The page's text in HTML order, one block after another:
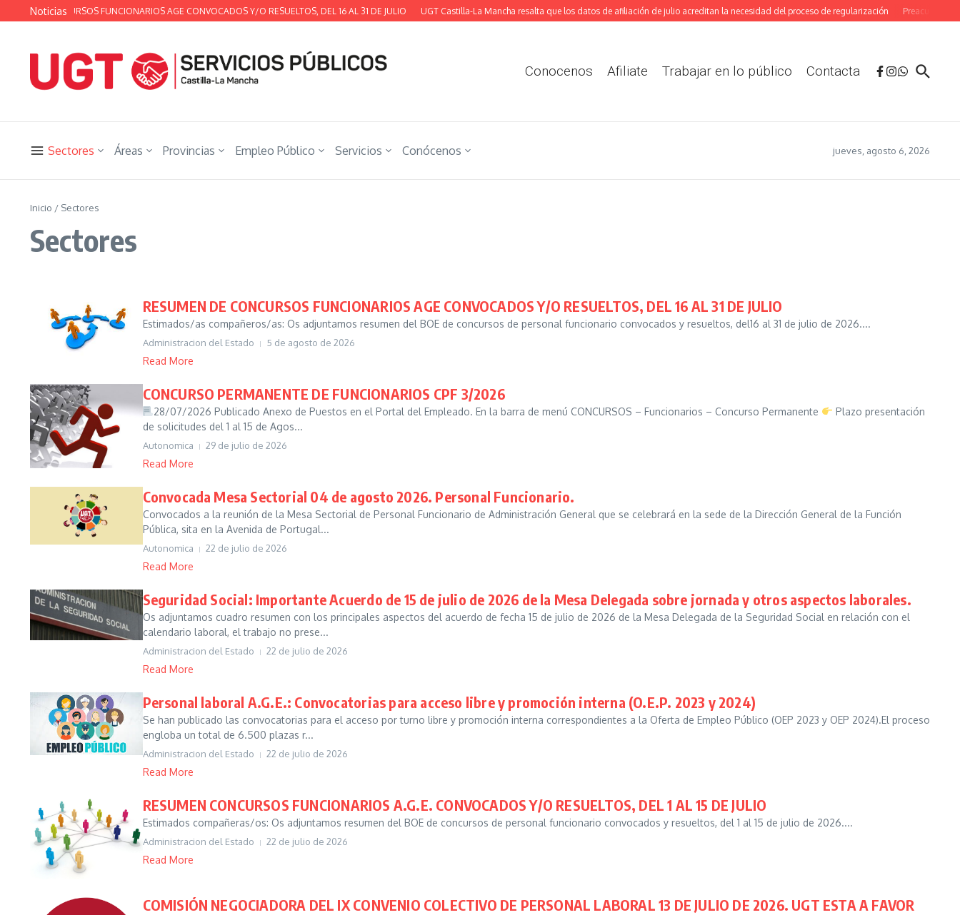
Saltar al contenido
Noticias
DE CONCURSOS FUNCIONARIOS AGE CONVOCADOS Y/O RESUELTOS, DEL 16 AL 31 DE JULIO UGT Castilla-La Mancha resalta que los datos de afiliación de julio acreditan la necesidad del proceso de regularización Preacuerdo en
Conocenos Afiliate Trabajar en lo público Contacta
Sectores Áreas Provincias Empleo Público Servicios Conócenos jueves, agosto 6, 2026
Inicio / Sectores
Sectores
RESUMEN DE CONCURSOS FUNCIONARIOS AGE CONVOCADOS Y/O RESUELTOS, DEL 16 AL 31 DE JULIO
Estimados/as compañeros/as: Os adjuntamos resumen del BOE de concursos de personal funcionario convocados y resueltos, del16 al 31 de julio de 2026....
Administracion del Estado 5 de agosto de 2026
Read More
CONCURSO PERMANENTE DE FUNCIONARIOS CPF 3/2026
28/07/2026 Publicado Anexo de Puestos en el Portal del Empleado. En la barra de menú CONCURSOS – Funcionarios – Concurso Permanente
Plazo presentación
de solicitudes del 1 al 15 de Agos...
Autonomica 29 de julio de 2026
Read More
Convocada Mesa Sectorial 04 de agosto 2026. Personal Funcionario.
Convocados a la reunión de la Mesa Sectorial de Personal Funcionario de Administración General que se celebrará en la sede de la Dirección General de la Función
Pública, sita en la Avenida de Portugal...
Autonomica 22 de julio de 2026
Read More
Seguridad Social: Importante Acuerdo de 15 de julio de 2026 de la Mesa Delegada sobre jornada y otros aspectos laborales.
Os adjuntamos cuadro resumen con los principales aspectos del acuerdo de fecha 15 de julio de 2026 de la Mesa Delegada de la Seguridad Social en relación con el
calendario laboral, el trabajo no prese...
Administracion del Estado 22 de julio de 2026
Read More
Personal laboral A.G.E.: Convocatorias para acceso libre y promoción interna (O.E.P. 2023 y 2024)
Se han publicado las convocatorias para el acceso por turno libre y promoción interna correspondientes a la Oferta de Empleo Público (OEP 2023 y OEP 2024).El proceso
engloba un total de 6.500 plazas r...
Administracion del Estado 22 de julio de 2026
Read More
RESUMEN CONCURSOS FUNCIONARIOS A.G.E. CONVOCADOS Y/O RESUELTOS, DEL 1 AL 15 DE JULIO
Estimados compañeras/os: Os adjuntamos resumen del BOE de concursos de personal funcionario convocados y resueltos, del 1 al 15 de julio de 2026....
Administracion del Estado 22 de julio de 2026
Read More
COMISIÓN NEGOCIADORA DEL IX CONVENIO COLECTIVO DE PERSONAL LABORAL 13 DE JULIO DE 2026. UGT ESTA A FAVOR